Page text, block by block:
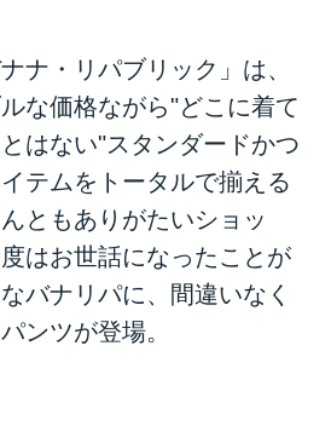
ナ・リパブリック」は、
な価格ながら"どこに着て
はない"スタンダードかつ
テムをトータルで揃える
ともありがたいショッ
はお世話になったことが
バナリパに、間違いなく
ンツが登場。